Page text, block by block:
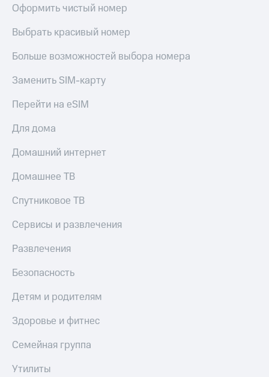
Оформить чистый номер
Выбрать красивый номер
Больше возможностей выбора номера
Заменить SIM-карту
Перейти на eSIM
Для дома
Домашний интернет
Домашнее ТВ
Спутниковое ТВ
Сервисы и развлечения
Развлечения
Безопасность
Детям и родителям
Здоровье и фитнес
Семейная группа
Утилиты